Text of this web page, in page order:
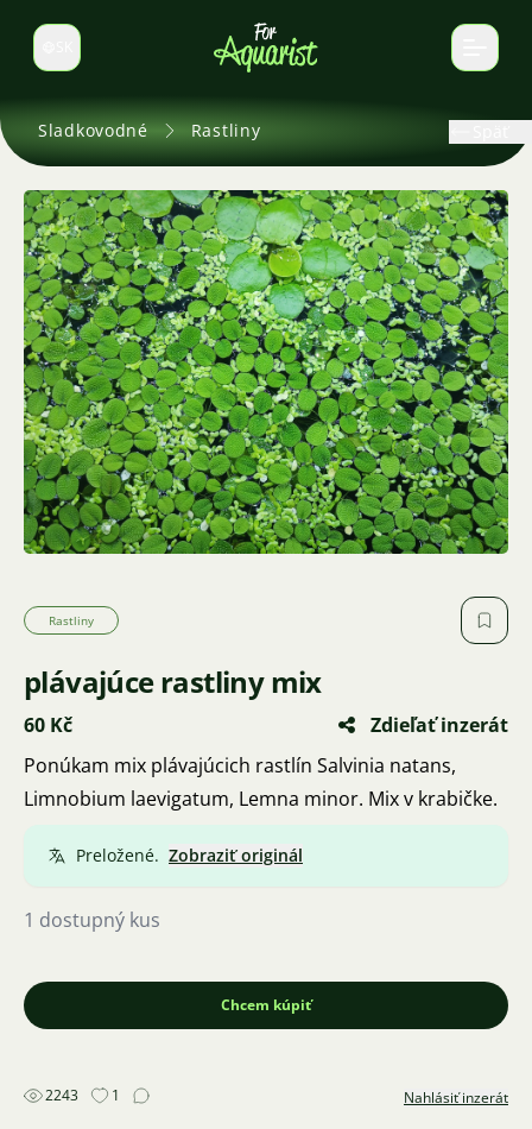
Prepnúť jazyk
Sladkovodné Rastliny
Rastliny
plávajúce rastliny mix
60 Kč
Zdieľať inzerát
Ponúkam mix plávajúcich rastlín Salvinia natans,
Limnobium laevigatum, Lemna minor. Mix v krabičke.
Preložené. Zobraziť originál
1 dostupný kus
Chcem kúpiť
2243 1 Nahlásiť inzerát